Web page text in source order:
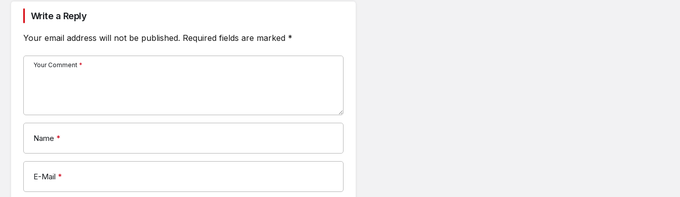
Write a Reply
Your email address will not be published. Required fields are marked *
Your Comment *
Name *
E-Mail *